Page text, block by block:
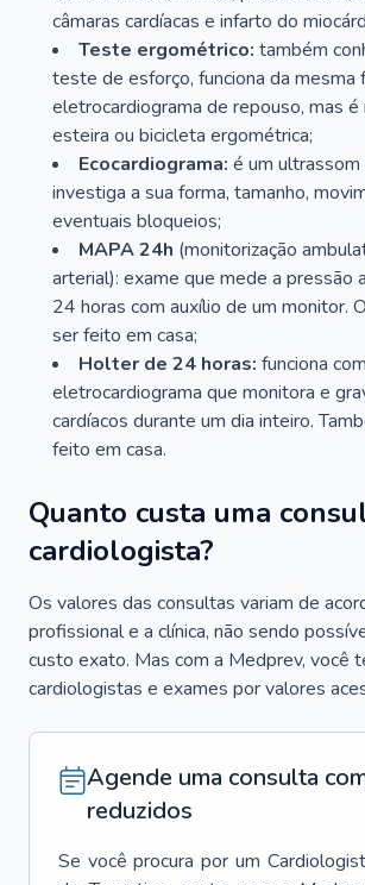
câmaras cardíacas e infarto do
Teste ergométrico: também
teste de esforço, funciona da mesma
eletrocardiograma de repouso, mas é
esteira ou bicicleta ergométrica;
Ecocardiograma: é um ultrassom
investiga a sua forma, tamanho,
eventuais bloqueios;
MAPA 24h (monitorização
arterial): exame que mede a pressão
24 horas com auxílio de um monitor.
ser feito em casa;
Holter de 24 horas: funciona
eletrocardiograma que monitora e
cardíacos durante um dia inteiro.
feito em casa.
Quanto custa uma
cardiologista?
Os valores das consultas variam de
profissional e a clínica, não sendo
custo exato. Mas com a Medprev, você
cardiologistas e exames por valores
Agende uma consulta
reduzidos
Se você procura por um